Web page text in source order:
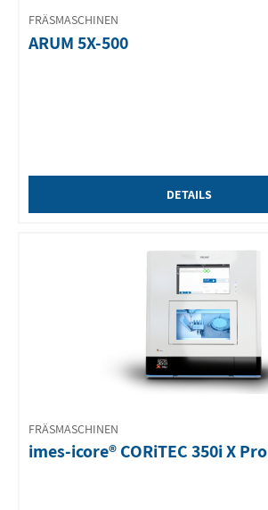
FRÄSMASCHINEN
ARUM 5X-500
DETAILS
FRÄSMASCHINEN
imes-icore® CORiTEC 350i X Pro